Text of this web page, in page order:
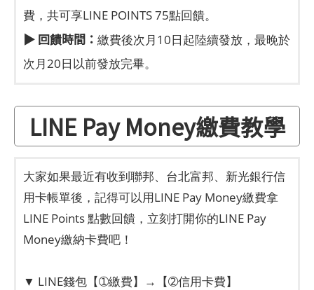
費，共可享LINE POINTS 75點回饋。
▶ 回饋時間： 繳費後次月10日起陸續發放，最晚於
次月20日以前發放完畢。
LINE Pay Money繳費教學
大家如果最近有收到聯邦、台北富邦、新光銀行信
用卡帳單後，記得可以用LINE Pay Money繳費拿
LINE Points 點數回饋，立刻打開你的LINE Pay
Money繳納卡費吧！
▼ LINE錢包【➀繳費】→【➁信用卡費】